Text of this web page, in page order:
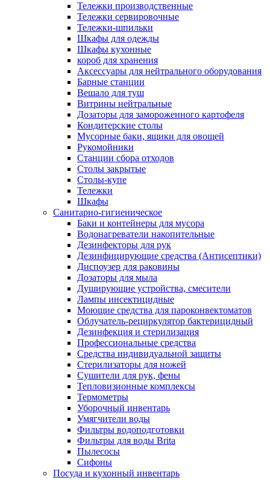
Тележки производственные
Тележки сервировочные
Тележки-шпильки
Шкафы для одежды
Шкафы кухонные
короб для хранения
Аксессуары для нейтрального оборудования
Барные станции
Вешало для туш
Витрины нейтральные
Дозаторы для замороженного картофеля
Кондитерские столы
Мусорные баки, ящики для овощей
Рукомойники
Станции сбора отходов
Столы закрытые
Столы-купе
Тележки
Шкафы
Санитарно-гигиеническое
Баки и контейнеры для мусора
Водонагреватели накопительные
Дезинфекторы для рук
Дезинфицирующие средства (Антисептики)
Диспоузер для раковины
Дозаторы для мыла
Душирующие устройства, смесители
Лампы инсектицидные
Моющие средства для пароконвектоматов
Облучатель-рециркулятор бактерицидный
Дезинфекция и стерилизация
Профессиональные средства
Средства индивидуальной защиты
Стерилизаторы для ножей
Сушители для рук, фены
Тепловизионные комплексы
Термометры
Уборочный инвентарь
Умягчители воды
Фильтры водоподготовки
Фильтры для воды Brita
Пылесосы
Сифоны
Посуда и кухонный инвентарь